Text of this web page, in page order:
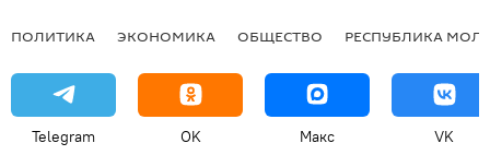
ПОЛИТИКА ЭКОНОМИКА ОБЩЕСТВО РЕСПУБЛИКА
Telegram OK Макс VK